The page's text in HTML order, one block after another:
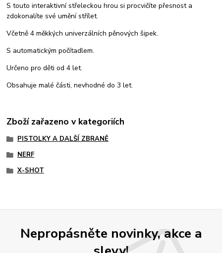
S touto interaktivní střeleckou hrou si procvičíte přesnost a
zdokonalíte své umění střílet.
Včetně 4 měkkých univerzálních pěnových šipek.
S automatickým počítadlem.
Určeno pro děti od 4 let.
Obsahuje malé části, nevhodné do 3 let.
Zboží zařazeno v kategoriích
PISTOLKY A DALŠÍ ZBRANĚ
NERF
X-SHOT
Nepropásněte novinky, akce a